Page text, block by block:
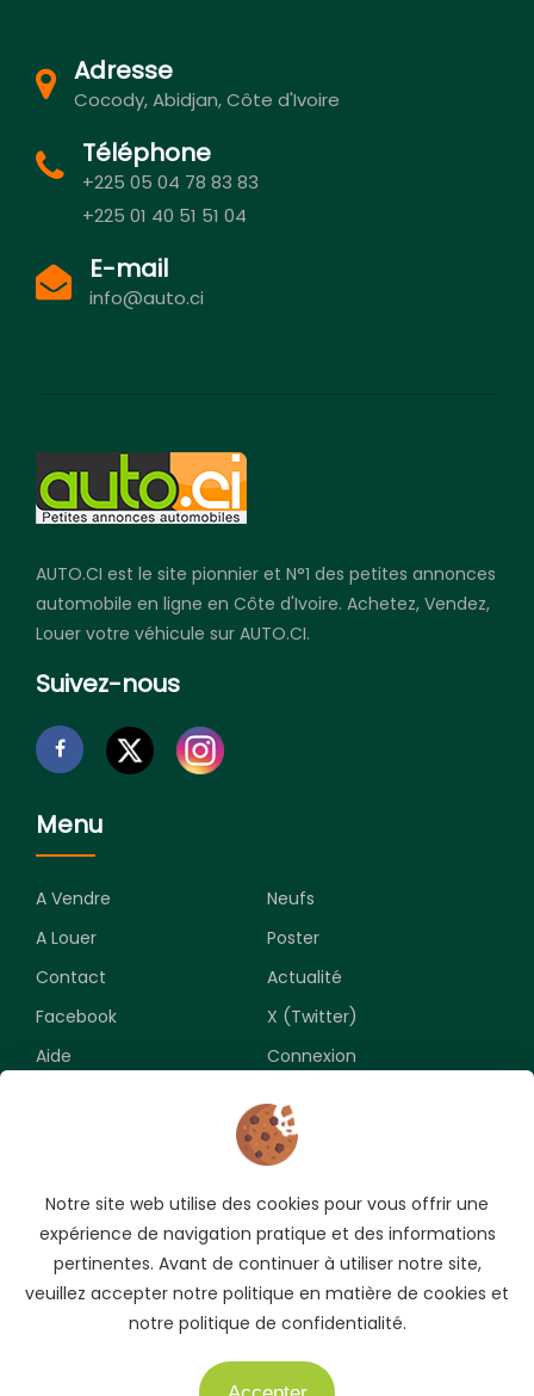
Adresse
Cocody, Abidjan, Côte d'Ivoire
Téléphone
+225 05 04 78 83 83
+225 01 40 51 51 04
E-mail
info@auto.ci
AUTO.CI est le site pionnier et N°1 des petites annonces
automobile en ligne en Côte d'Ivoire. Achetez, Vendez,
Louer votre véhicule sur AUTO.CI.
Suivez-nous
Menu
A Vendre
Neufs
A Louer
Poster
Contact
Actualité
Facebook
X (Twitter)
Aide
Connexion
Souscrivez pour recevoir les meilleures opportunités.
Notre site web utilise des cookies pour vous offrir une
expérience de navigation pratique et des informations
pertinentes. Avant de continuer à utiliser notre site,
veuillez accepter notre politique en matière de cookies et
notre politique de confidentialité.